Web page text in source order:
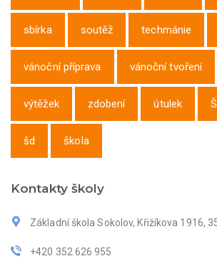
sbírka soutěž techmánie
vánoční příprava vánoční tvoření
výtěžek zdobení útulek
šd škola
Kontakty školy
Základní škola Sokolov, Křižíkova 1916,
+420 352 626 955